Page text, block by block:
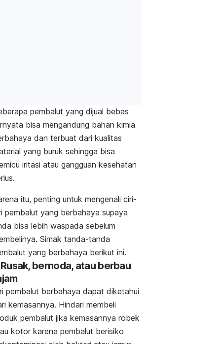
pembalut yang dijual bebas
bisa mengandung bahan kimia
dan terbuat dari kualitas
yang buruk sehingga bisa
iritasi atau gangguan kesehatan
itu, penting untuk mengenali ciri-
pembalut yang berbahaya supaya
bisa lebih waspada sebelum
Simak tanda-tanda
yang berbahaya berikut ini.
Rusak, bernoda, atau berbau
pembalut berbahaya dapat diketahui
kemasannya. Hindari membeli
pembalut jika kemasannya robek
kotor karena pembalut berisiko